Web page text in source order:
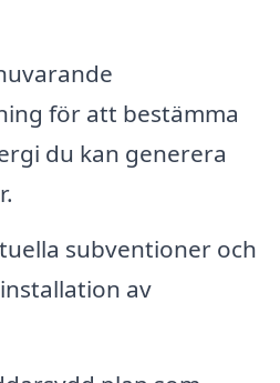
för att bestämma
du kan generera
subventioner och
av